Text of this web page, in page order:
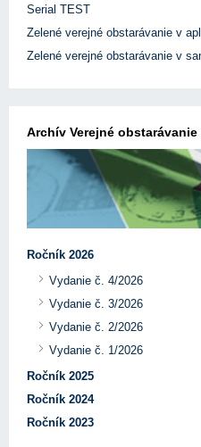
Serial TEST
Zelené verejné obstarávanie v
Zelené verejné obstarávanie v
Archív Verejné
Ročník 2026
Vydanie č. 4/2026
Vydanie č. 3/2026
Vydanie č. 2/2026
Vydanie č. 1/2026
Ročník 2025
Ročník 2024
Ročník 2023